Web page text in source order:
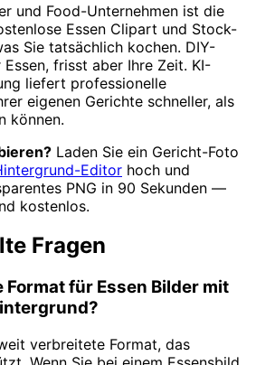
und Food-Unternehmen ist die
Essen Clipart und Stock-
Sie tatsächlich kochen. DIY-
frisst aber Ihre Zeit. KI-
liefert professionelle
eigenen Gerichte schneller, als
können.
Laden Sie ein Gericht-Foto
Editor hoch und
PNG in 90 Sekunden —
kostenlos.
Fragen
Format für Essen Bilder mit
verbreitete Format, das